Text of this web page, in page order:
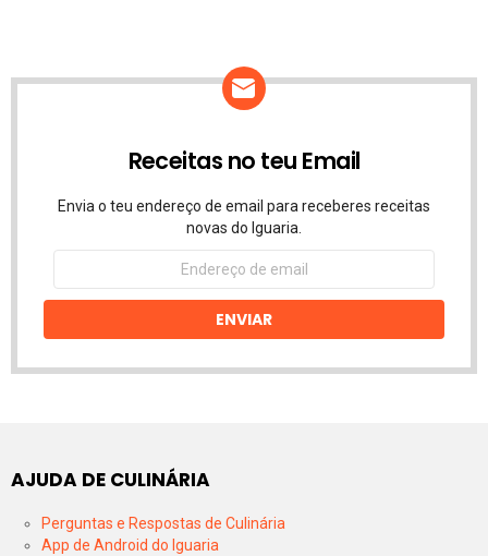
Receitas no teu Email
Envia o teu endereço de email para receberes receitas
novas do Iguaria.
Endereço
email
ENVIAR
AJUDA DE CULINÁRIA
Perguntas e Respostas de Culinária
App de Android do Iguaria